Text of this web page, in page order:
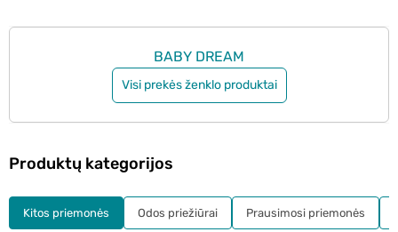
BABY DREAM
Visi prekės ženklo produktai
Produktų kategorijos
Kitos priemonės Odos priežiūrai Prausimosi priemonės